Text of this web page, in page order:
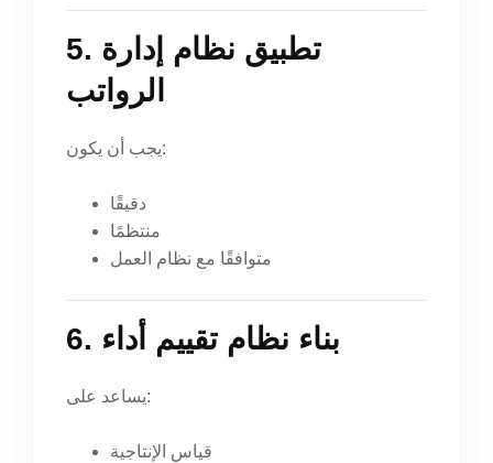
5. تطبيق نظام إدارة
الرواتب
يجب أن يكون:
دقيقًا
منتظمًا
متوافقًا مع نظام العمل
6. بناء نظام تقييم أداء
يساعد على:
قياس الإنتاجية